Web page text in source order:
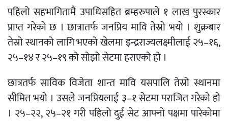
पहिलो सहभागितामै उपाधिसहित ब्रम्हरुपाले १ लाख पुरस्कार
प्राप्त गरेको छ । छात्रातर्फ जनप्रिय मावि तेस्रो भयो । शुक्रबार
तेस्रो स्थानको लागि भएको खेलमा इन्द्रराज्यलक्ष्मीलाई २५–१६,
२५–१४ र २५–१९ को सोझो सेटमा हराएको हो ।
छात्रतर्फ साविक विजेता शान्त मावि यसपालि तेस्रो स्थानमा
सीमित भयो । उसले जनप्रियलाई ३–१ सेटमा पराजित गरेको हो
। २५–२२, २५–२१ गरी पहिलो दुई सेट आफ्नो पक्षमा पारेकोमा